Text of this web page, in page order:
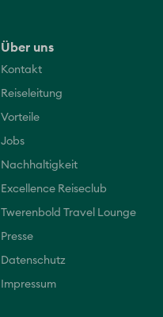
Über uns
Kontakt
Reiseleitung
Vorteile
Jobs
Nachhaltigkeit
Excellence Reiseclub
Twerenbold Travel Lounge
Presse
Datenschutz
Impressum